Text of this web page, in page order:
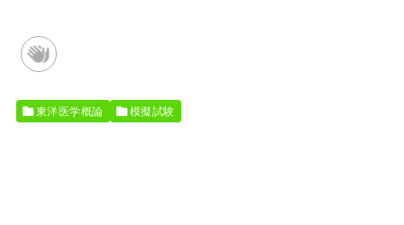
東洋医学概論 模擬試験